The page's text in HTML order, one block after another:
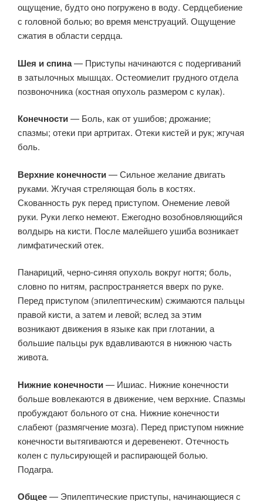
ощущение, будто оно погружено в воду. Сердцебиение
с головной болью; во время менструаций. Ощущение
сжатия в области сердца.
Шея и спина— Приступы начинаются с подергиваний
в затылочных мышцах. Остеомиелит грудного отдела
позвоночника (костная опухоль размером с кулак).
Конечности— Боль, как от ушибов; дрожание;
спазмы; отеки при артритах. Отеки кистей и рук; жгучая
боль.
Верхние конечности— Сильное желание двигать
руками. Жгучая стреляющая боль в костях.
Скованность рук перед приступом. Онемение левой
руки. Руки легко немеют. Ежегодно возобновляющийся
волдырь на кисти. После малейшего ушиба возникает
лимфатический отек.
Панариций, черно-синяя опухоль вокруг ногтя; боль,
словно по нитям, распространяется вверх по руке.
Перед приступом (эпилептическим) сжимаются пальцы
правой кисти, а затем и левой; вслед за этим
возникают движения в языке как при глотании, а
большие пальцы рук вдавливаются в нижнюю часть
живота.
Нижние конечности— Ишиас. Нижние конечности
больше вовлекаются в движение, чем верхние. Спазмы
пробуждают больного от сна. Нижние конечности
слабеют (размягчение мозга). Перед приступом нижние
конечности вытягиваются и деревенеют. Отечность
колен с пульсирующей и распирающей болью.
Подагра.
Общее— Эпилептические приступы, начинающиеся с